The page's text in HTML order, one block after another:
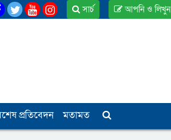
আপনি ও লিখুন
সার্চ
প্রতিবেদন মতামত